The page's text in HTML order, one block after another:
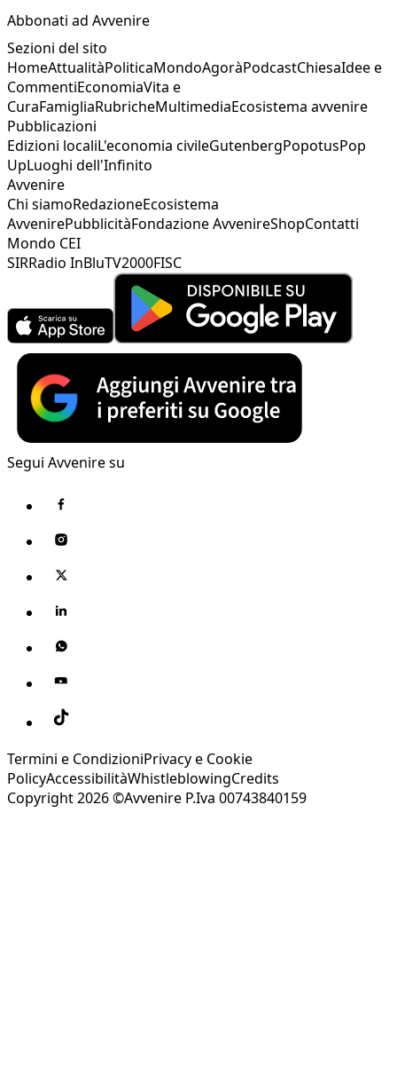
Abbonati ad Avvenire
Sezioni del sito
HomeAttualitàPoliticaMondoAgoràPodcastChiesaIdee e
CommentiEconomiaVita e
CuraFamigliaRubricheMultimediaEcosistema avvenire
Pubblicazioni
Edizioni localiL'economia civileGutenbergPopotusPop
UpLuoghi dell'Infinito
Avvenire
Chi siamoRedazioneEcosistema
AvvenirePubblicitàFondazione AvvenireShopContatti
Mondo CEI
SIRRadio InBluTV2000FISC
Segui Avvenire su
Termini e CondizioniPrivacy e Cookie
PolicyAccessibilitàWhistleblowingCredits
Copyright 2026 ©Avvenire P.Iva 00743840159